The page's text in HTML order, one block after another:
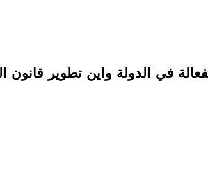
في الدولة واين تطوير قانون